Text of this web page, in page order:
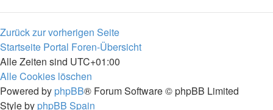
Zurück zur vorherigen Seite
Startseite Portal Foren-Übersicht
Alle Zeiten sind UTC+01:00
Alle Cookies löschen
Powered by phpBB® Forum Software © phpBB Limited
Style by phpBB Spain